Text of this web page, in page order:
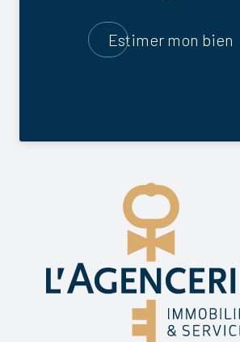
Estimer mon bien